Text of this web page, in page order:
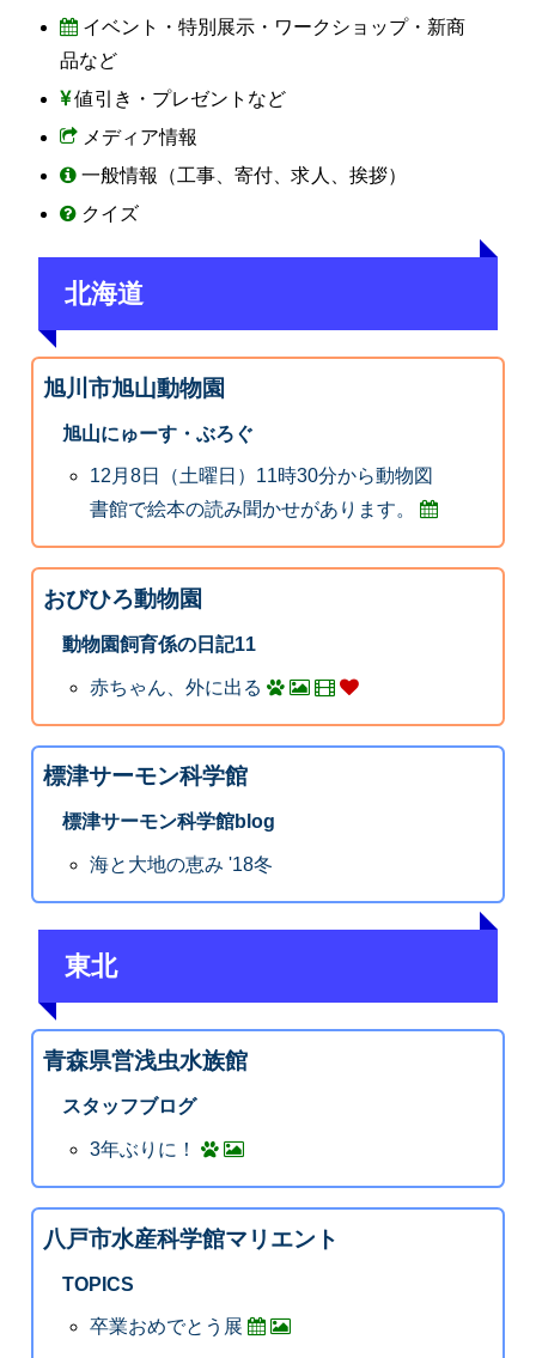
イベント・特別展示・ワークショップ・新商
品など
値引き・プレゼントなど
メディア情報
一般情報（工事、寄付、求人、挨拶）
クイズ
北海道
旭川市旭山動物園
旭山にゅーす・ぶろぐ
12月8日（土曜日）11時30分から動物図
書館で絵本の読み聞かせがあります。
おびひろ動物園
動物園飼育係の日記11
赤ちゃん、外に出る
標津サーモン科学館
標津サーモン科学館blog
海と大地の恵み '18冬
東北
青森県営浅虫水族館
スタッフブログ
3年ぶりに！
八戸市水産科学館マリエント
TOPICS
卒業おめでとう展